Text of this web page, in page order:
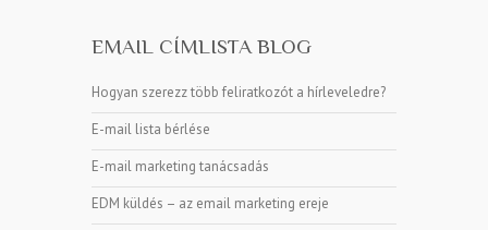
EMAIL CÍMLISTA BLOG
Hogyan szerezz több feliratkozót a hírleveledre?
E-mail lista bérlése
E-mail marketing tanácsadás
EDM küldés – az email marketing ereje